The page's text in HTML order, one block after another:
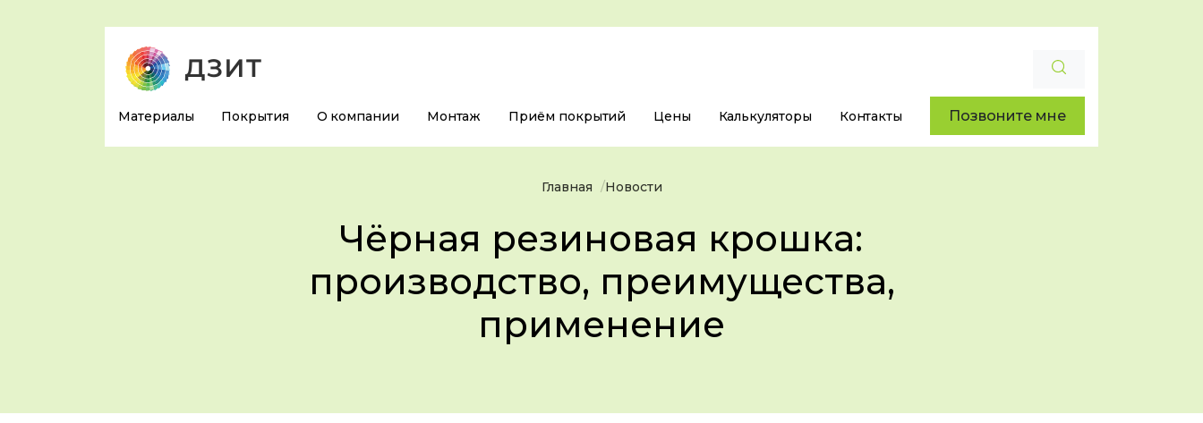
Материалы Покрытия О компании Монтаж Приём покрытий Цены Калькуляторы Контакты Позвоните мне
Главная Новости
Чёрная резиновая крошка:
производство, преимущества,
применение